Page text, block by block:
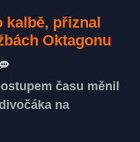
kalbě, přiznal
Oktagonu
času měnil
na